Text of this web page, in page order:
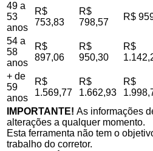
49 a
53
anos
R$
753,83
R$
798,57
R$
54 a
58
anos
R$
897,06
R$
950,30
R$
+ de
59
anos
R$
1.569,77
R$
1.662,93
R$
IMPORTANTE! As informações
alterações a qualquer momento.
Esta ferramenta não tem o
trabalho do corretor.